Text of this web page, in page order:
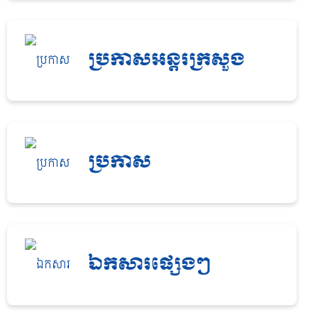
ប្រកាសអន្តរក្រសួង
ប្រកាស
ឯកសារផ្សេងៗ